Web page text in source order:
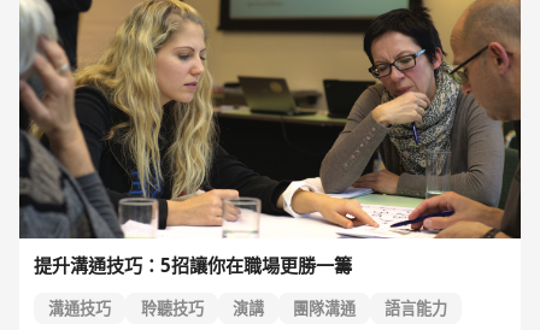
提升溝通技巧：5招讓你在職場更勝一籌
溝通技巧 聆聽技巧 演講 團隊溝通 語言能力